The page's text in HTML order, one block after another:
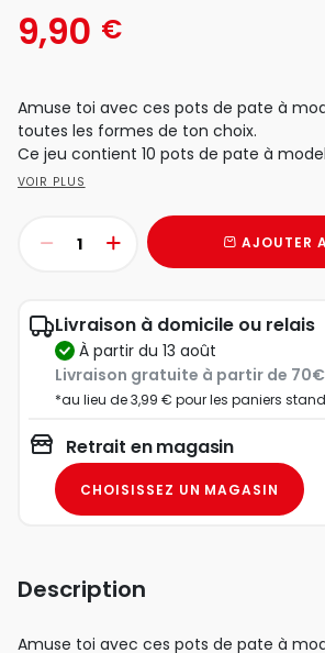
9,90 €
Amuse toi avec ces pots de pate à
toutes les formes de ton choix.
Ce jeu contient 10 pots de pate à
VOIR PLUS
AJOUTER
Livraison à domicile ou relais
à partir du 13 août
Livraison gratuite à partir de
*au lieu de 3,99 € pour les paniers
Retrait en magasin
CHOISISSEZ UN MAGASIN
Description
Amuse toi avec ces pots de pate à